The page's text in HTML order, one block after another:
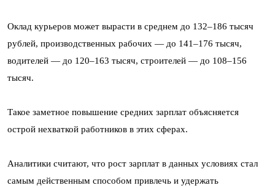
Оклад курьеров может вырасти в среднем до 132–186 тысяч
рублей, производственных рабочих — до 141–176 тысяч,
водителей — до 120–163 тысяч, строителей — до 108–156
тысяч.
Такое заметное повышение средних зарплат объясняется
острой нехваткой работников в этих сферах.
Аналитики считают, что рост зарплат в данных условиях стал
самым действенным способом привлечь и удержать